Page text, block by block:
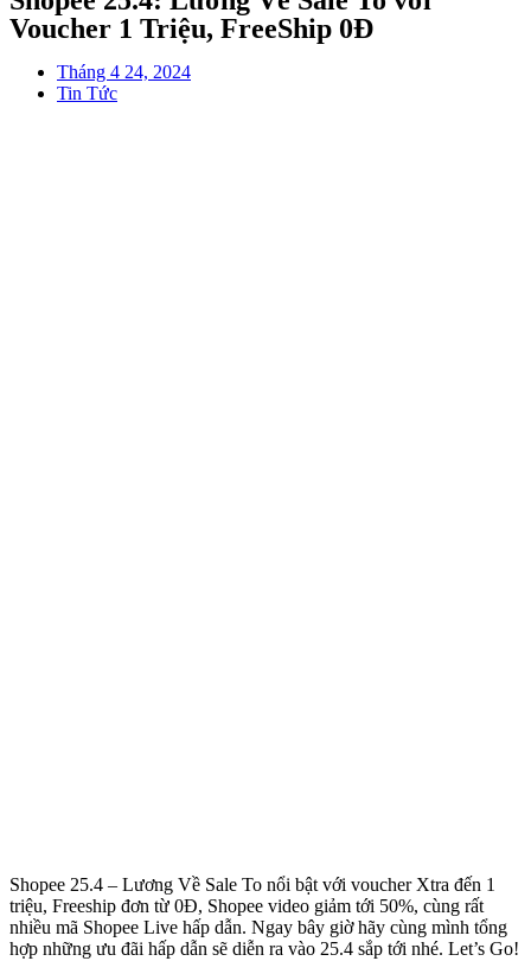
Voucher 1 Triệu, FreeShip 0Đ
Tháng 4 24, 2024
Tin Tức
Shopee 25.4 – Lương Về Sale To nổi bật với voucher Xtra đến 1
triệu, Freeship đơn từ 0Đ, Shopee video giảm tới 50%, cùng rất
nhiều mã Shopee Live hấp dẫn. Ngay bây giờ hãy cùng mình tổng
hợp những ưu đãi hấp dẫn sẽ diễn ra vào 25.4 sắp tới nhé. Let’s Go!